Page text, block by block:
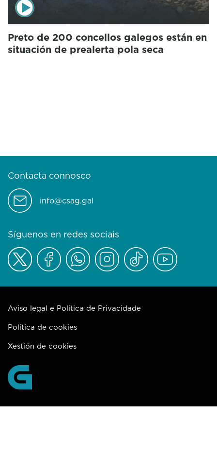
Preto de 200 concellos galegos están en
situación de prealerta pola seca
Contacta connosco
info@csag.gal
Síguenos en redes sociais
Aviso legal e Política de Privacidade
Política de cookies
Xestión de cookies